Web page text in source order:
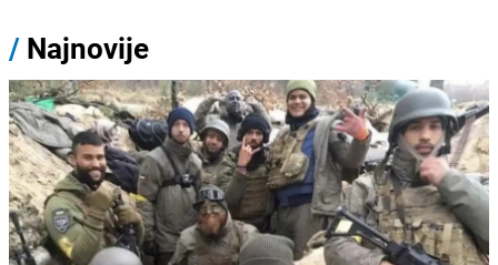
/ Najnovije